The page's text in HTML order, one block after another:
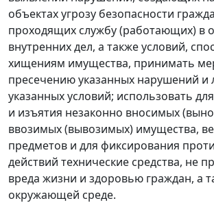
объектах угрозу безопасности
проходящих службу (работающих) в
внутренних дел, а также условий,
хищениям имущества, принимать
пресечению указанных нарушений и
указанных условий; использовать
и изъятия незаконно вносимых
ввозимых (вывозимых) имущества,
предметов и для фиксирования
действий технические средства, не
вреда жизни и здоровью граждан, а
окружающей среде.